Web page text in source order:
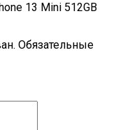
13 Mini 512GB
Обязательные